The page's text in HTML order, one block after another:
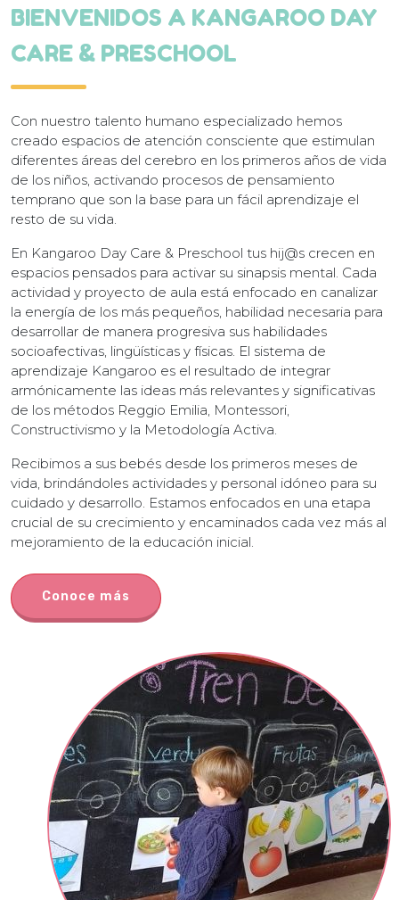
BIENVENIDOS A KANGAROO DAY
CARE & PRESCHOOL
Con nuestro talento humano especializado hemos
creado espacios de atención consciente que estimulan
diferentes áreas del cerebro en los primeros años de vida
de los niños, activando procesos de pensamiento
temprano que son la base para un fácil aprendizaje el
resto de su vida.
En Kangaroo Day Care & Preschool tus hij@s crecen en
espacios pensados para activar su sinapsis mental. Cada
actividad y proyecto de aula está enfocado en canalizar
la energía de los más pequeños, habilidad necesaria para
desarrollar de manera progresiva sus habilidades
socioafectivas, lingüísticas y físicas. El sistema de
aprendizaje Kangaroo es el resultado de integrar
armónicamente las ideas más relevantes y significativas
de los métodos Reggio Emilia, Montessori,
Constructivismo y la Metodología Activa.
Recibimos a sus bebés desde los primeros meses de
vida, brindándoles actividades y personal idóneo para su
cuidado y desarrollo. Estamos enfocados en una etapa
crucial de su crecimiento y encaminados cada vez más al
mejoramiento de la educación inicial.
Conoce más